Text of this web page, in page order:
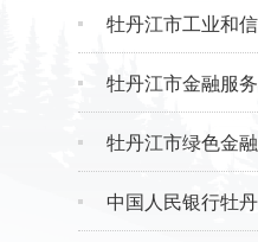
牡丹江市工业和
牡丹江市金融服
牡丹江市绿色金
中国人民银行牡